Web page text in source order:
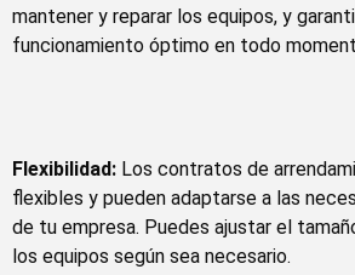
mantener y reparar los equipos, y
funcionamiento óptimo en todo
Flexibilidad: Los contratos de
flexibles y pueden adaptarse a las
de tu empresa. Puedes ajustar el
los equipos según sea necesario.